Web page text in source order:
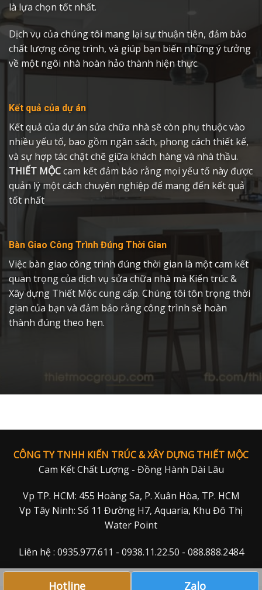
là lựa chọn tốt nhất.
Dịch vụ của chúng tôi mang lại sự thuận tiện, đảm bảo
chất lượng công trình, và giúp bạn biến những ý tưởng
về một ngôi nhà hoàn hảo thành hiện thực.
Kết quả của dự án
Kết quả của dự án sửa chữa nhà sẽ còn phụ thuộc vào
nhiều yếu tố, bao gồm ngân sách, phong cách thiết kế,
và sự hợp tác chặt chẽ giữa khách hàng và nhà thầu.
THIẾT MỘCcam kết đảm bảo rằng mọi yếu tố này được
quản lý một cách chuyên nghiệp để mang đến kết quả
tốt nhất
Bàn Giao Công Trình Đúng Thời Gian
Việc bàn giao công trình đúng thời gian là một cam kết
quan trọng của dịch vụ sửa chữa nhà mà Kiến trúc &
Xây dựng Thiết Mộc cung cấp. Chúng tôi tôn trọng thời
gian của bạn và đảm bảo rằng công trình sẽ hoàn
thành đúng theo hẹn.
CÔNG TY TNHH KIẾN TRÚC & XÂY DỰNG THIẾT MỘC
Cam Kết Chất Lượng - Đồng Hành Dài Lâu
Vp TP. HCM: 455 Hoàng Sa, P. Xuân Hòa, TP. HCM
Vp Tây Ninh: Số 11 Đường H7, Aquaria, Khu Đô Thị
Water Point
Liên hệ : 0935.977.611 - 0938.11.22.50 - 088.888.2484
Hotline Zalo